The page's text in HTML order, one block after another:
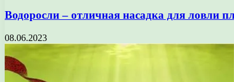
Водоросли – отличная насадка для ловли
08.06.2023